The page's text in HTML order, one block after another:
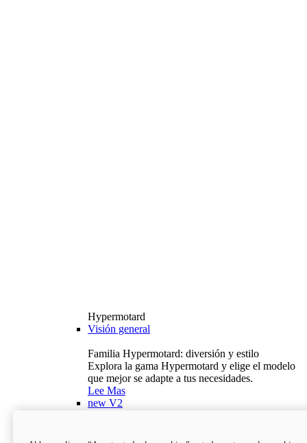
Hypermotard
Visión general
Familia Hypermotard: diversión y estilo
Explora la gama Hypermotard y elige el modelo
que mejor se adapte a tus necesidades.
Lee Mas
new V2
120,4 hp
Potencia